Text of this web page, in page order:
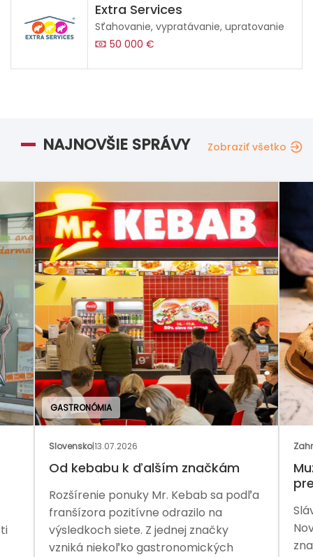
Extra Services
Sťahovanie, vypratávanie, upratovanie
50 000 €
NAJNOVŠIE SPRÁVY Zobraziť všetko
ďalším značkám
Mr. Kebab sa podľa
odrazilo na
Z jednej značky
gastronomických
Muž, ktorý pomohol
Slávnu franšízu čaká
Nový vlastník chce
značky aj jej silnejšiu